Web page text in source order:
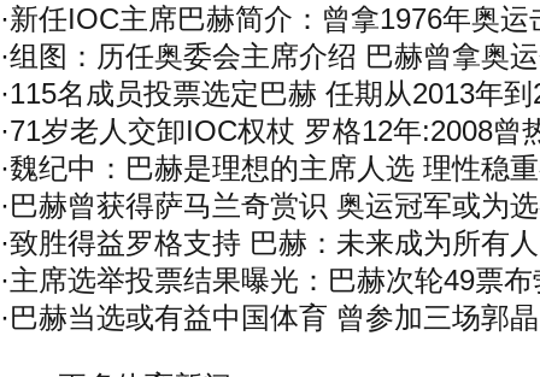
·新任IOC主席巴赫简介：曾拿1976年奥运
·组图：历任奥委会主席介绍 巴赫曾拿奥
·115名成员投票选定巴赫 任期从2013年到
·71岁老人交卸IOC权杖 罗格12年:2008曾
·魏纪中：巴赫是理想的主席人选 理性稳
·巴赫曾获得萨马兰奇赏识 奥运冠军或为
·致胜得益罗格支持 巴赫：未来成为所有
·主席选举投票结果曝光：巴赫次轮49票
·巴赫当选或有益中国体育 曾参加三场郭